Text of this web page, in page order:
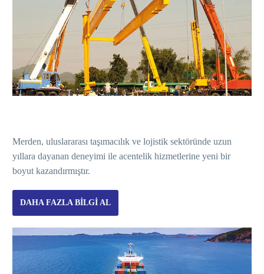
Merden, uluslararası taşımacılık ve lojistik sektöründe uzun
yıllara dayanan deneyimi ile acentelik hizmetlerine yeni bir
boyut kazandırmıştır.
DAHA FAZLA BILGI AL